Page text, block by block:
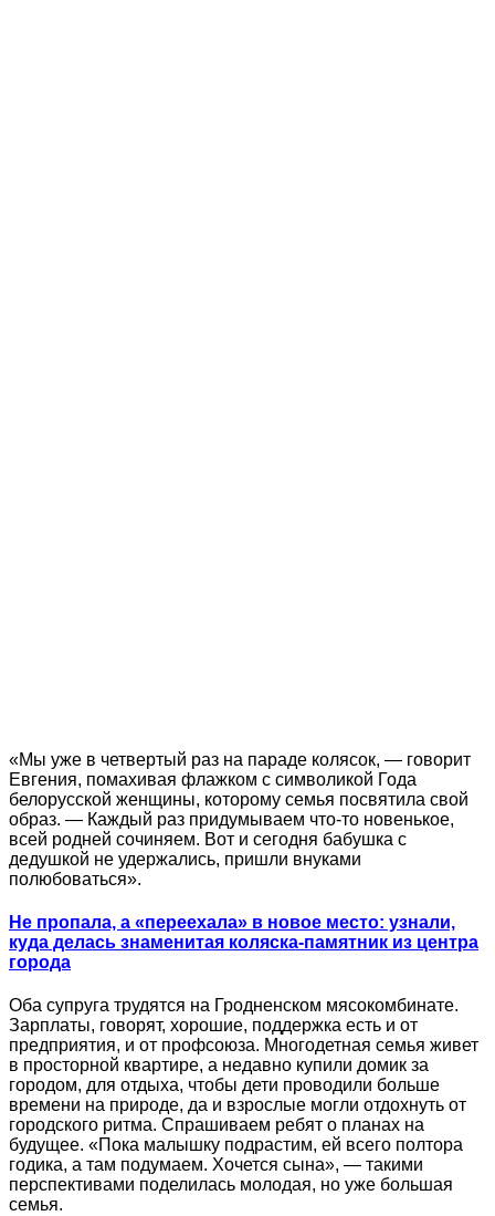
«Мы уже в четвертый раз на параде колясок, — говорит
Евгения, помахивая флажком с символикой Года
белорусской женщины, которому семья посвятила свой
образ. — Каждый раз придумываем что-то новенькое,
всей родней сочиняем. Вот и сегодня бабушка с
дедушкой не удержались, пришли внуками
полюбоваться».
Не пропала, а «переехала» в новое место: узнали,
куда делась знаменитая коляска-памятник из центра
города
Оба супруга трудятся на Гродненском мясокомбинате.
Зарплаты, говорят, хорошие, поддержка есть и от
предприятия, и от профсоюза. Многодетная семья живет
в просторной квартире, а недавно купили домик за
городом, для отдыха, чтобы дети проводили больше
времени на природе, да и взрослые могли отдохнуть от
городского ритма. Спрашиваем ребят о планах на
будущее. «Пока малышку подрастим, ей всего полтора
годика, а там подумаем. Хочется сына», — такими
перспективами поделилась молодая, но уже большая
семья.